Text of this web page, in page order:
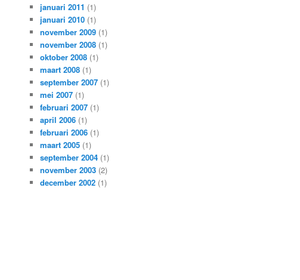
januari 2011 (1)
januari 2010 (1)
november 2009 (1)
november 2008 (1)
oktober 2008 (1)
maart 2008 (1)
september 2007 (1)
mei 2007 (1)
februari 2007 (1)
april 2006 (1)
februari 2006 (1)
maart 2005 (1)
september 2004 (1)
november 2003 (2)
december 2002 (1)